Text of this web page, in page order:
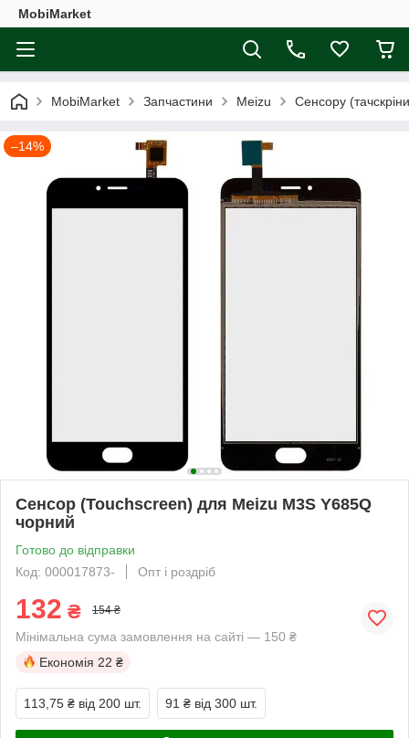
MobiMarket
MobiMarket Запчастини Meizu Сенсору
–14%
Сенсор (Touchscreen) для Meizu M3S Y685Q
чорний
Готово до відправки
Код: 000017873-
Опт і роздріб
132 ₴ 154 ₴
Мінімальна сума замовлення на сайті — 150 ₴
Економія 22 ₴
113,75 ₴ від 200 шт. 91 ₴ від 300 шт.